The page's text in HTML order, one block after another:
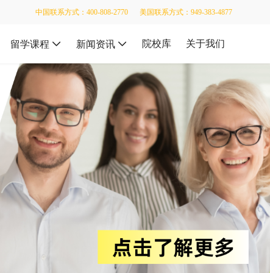
中国联系方式：400-808-2770 美国联系方式：949-383-4877
留学课程 新闻资讯 院校库 关于我们